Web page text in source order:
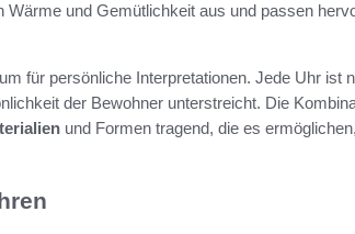
Wärme und Gemütlichkeit aus und passen
für persönliche Interpretationen. Jede Uhr ist
der Bewohner unterstreicht. Die
und Formen tragend, die es